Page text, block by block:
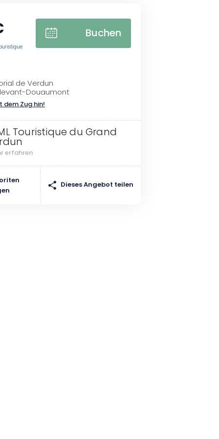
Buchen
de Verdun
Douaumont
dem Zug hin!
Touristique du Grand
erfahren
Dieses Angebot teilen